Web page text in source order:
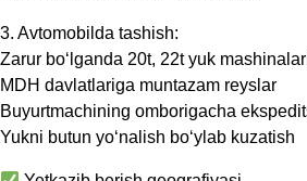
3. Avtomobilda tashish:
Zarur bo‘lganda 20t, 22t yuk
MDH davlatlariga muntazam reyslar
Buyurtmachining omborigacha
Yukni butun yo‘nalish bo‘ylab kuzatish